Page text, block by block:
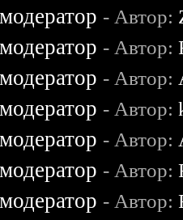
- Автор:
- Автор:
- Автор:
- Автор:
- Автор:
- Автор:
- Автор: